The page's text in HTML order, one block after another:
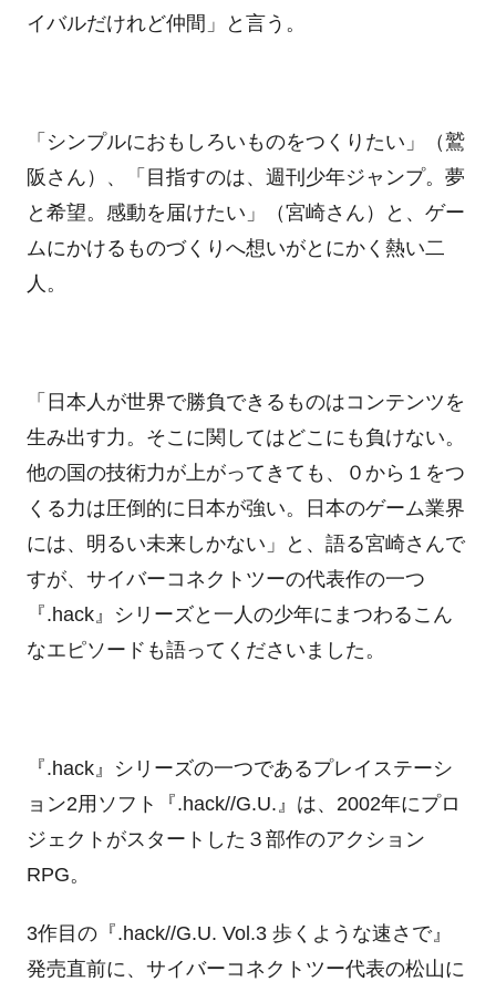
イバルだけれど仲間」と言う。
「シンプルにおもしろいものをつくりたい」（鷲
阪さん）、「目指すのは、週刊少年ジャンプ。夢
と希望。感動を届けたい」（宮崎さん）と、ゲー
ムにかけるものづくりへ想いがとにかく熱い二
人。
「日本人が世界で勝負できるものはコンテンツを
生み出す力。そこに関してはどこにも負けない。
他の国の技術力が上がってきても、０から１をつ
くる力は圧倒的に日本が強い。日本のゲーム業界
には、明るい未来しかない」と、語る宮崎さんで
すが、サイバーコネクトツーの代表作の一つ
『.hack』シリーズと一人の少年にまつわるこん
なエピソードも語ってくださいました。
『.hack』シリーズの一つであるプレイステーシ
ョン2用ソフト『.hack//G.U.』は、2002年にプロ
ジェクトがスタートした３部作のアクション
RPG。
3作目の『.hack//G.U. Vol.3 歩くような速さで』
発売直前に、サイバーコネクトツー代表の松山に